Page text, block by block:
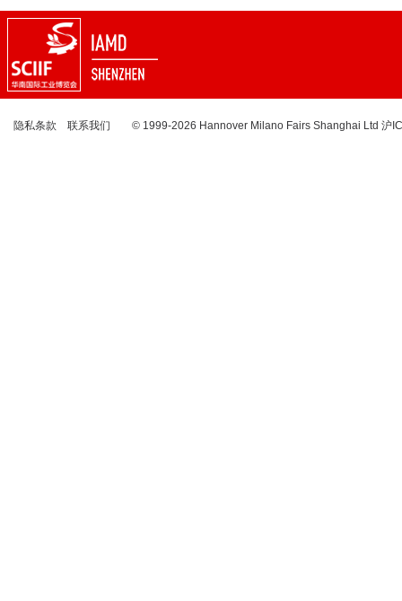
隐私条款 联系我们 © 1999-2026 Hannover Milano Fairs Shanghai Ltd 沪